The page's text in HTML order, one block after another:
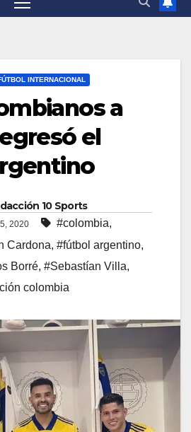
INTERNACIONAL
a
el
10 Sports
2020 #colombia,
Cardona, #fútbol argentino,
Borré, #Sebastían Villa,
colombia